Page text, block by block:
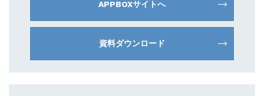
APPBOXサイトへ
資料ダウンロード